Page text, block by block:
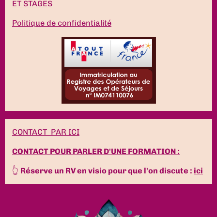
ET STAGES
Politique de confidentialité
CONTACT PAR ICI
CONTACT POUR PARLER D'UNE FORMATION :
👆 Réserve un RV en visio pour que l'on discute : ici